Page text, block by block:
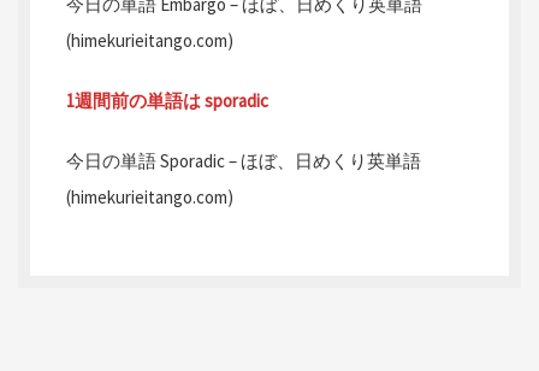
(himekurieitango.com)
1週間前の単語は sporadic
今日の単語 Sporadic – ほぼ、日めくり英単語
(himekurieitango.com)